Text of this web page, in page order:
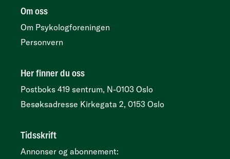
Om oss
Om Psykologforeningen
Personvern
Her finner du oss
Postboks 419 sentrum, N-0103 Oslo
Besøksadresse Kirkegata 2, 0153 Oslo
Tidsskrift
Annonser og abonnement: